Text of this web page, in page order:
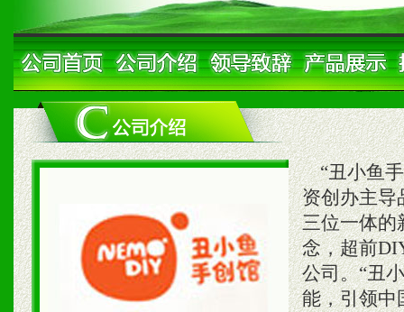
“丑小鱼手
资创办主导
三位一体的
念，超前
公司。“丑
能，引领中